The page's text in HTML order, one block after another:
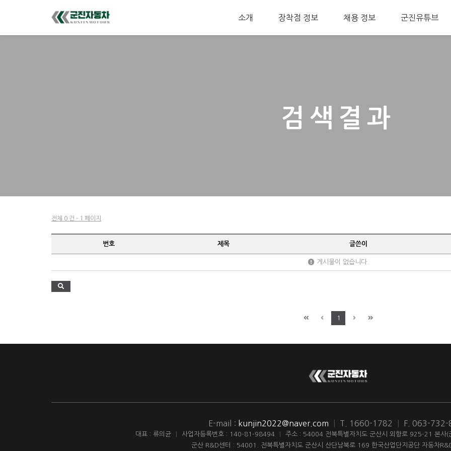
소개 장착점 정보 채용 정보 군진유튜브
검색결과
전체 0 건 - 1 페이지
번호 제목 글쓴이
게시물이 없습니다.
1
E-mail : kunjin2022@naver.com T. 1660-1782 F. 063-732-
대표 : 류의균 사업자등록번호 : 140-81-98494
주소 : 54004 전북특별자치도 군산시 외항로 925-21 본사(
군산 R&D센터 : 54001. 전북특별자치도 군산시 산단남북로 169 한국산업단지공단 자동차